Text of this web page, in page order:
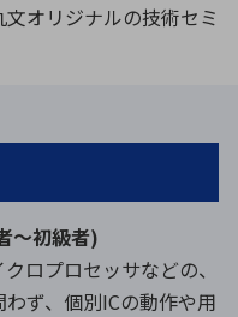
テム
検索
オリジナルの技術セミ
初級者)
ロプロセッサなどの、
ず、個別ICの動作や用